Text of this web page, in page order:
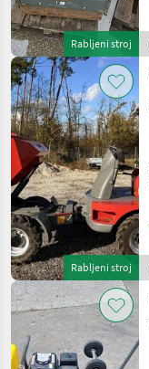
Rabljeni stroj
Rabljeni stroj